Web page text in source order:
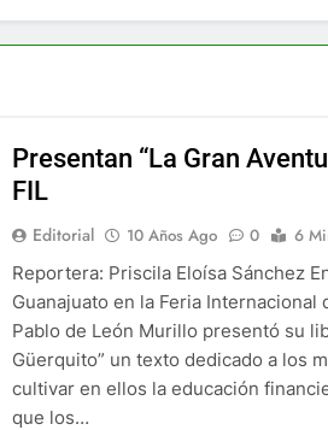
Presentan “La Gran
FIL
Editorial 10 Años Ago 0
6
Reportera: Priscila Eloísa Sánchez
Guanajuato en la Feria Internacional
Pablo de León Murillo presentó su
Güerquito” un texto dedicado a los
cultivar en ellos la educación
que los…